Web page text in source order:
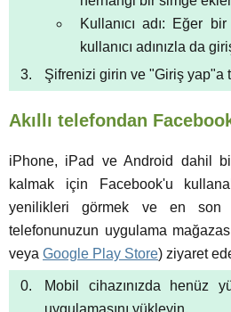
Kullanıcı adı: Eğer
kullanıcı adınızla da
Şifrenizi girin ve "Giriş yap"a
Akıllı telefondan
iPhone, iPad ve Android dahil
kalmak için Facebook'u
yenilikleri görmek ve en son
telefonunuzun uygulama
veya Google Play Store) ziyaret
Mobil cihazınızda henüz